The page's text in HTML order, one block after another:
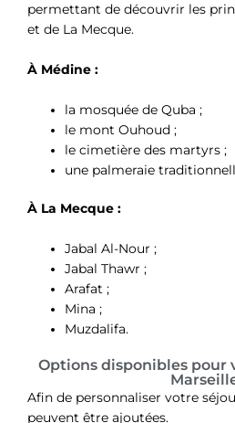
permettant de découvrir les
et de La Mecque.
À Médine :
la mosquée de Quba ;
le mont Ouhoud ;
le cimetière des martyrs ;
une palmeraie
À La Mecque :
Jabal Al-Nour ;
Jabal Thawr ;
Arafat ;
Mina ;
Muzdalifa.
Options disponibles pour
Afin de personnaliser votre
peuvent être ajoutées.